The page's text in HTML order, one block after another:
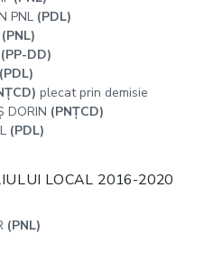
PNL (PDL)
(PNL)
(PP-DD)
(PDL)
plecat prin demisie
DORIN (PNȚCD)
(PDL)
LOCAL 2016-2020
(PNL)